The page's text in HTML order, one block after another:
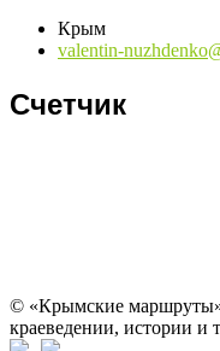
Крым
valentin-
Счетчик
© «Крымские
краеведении, истории и